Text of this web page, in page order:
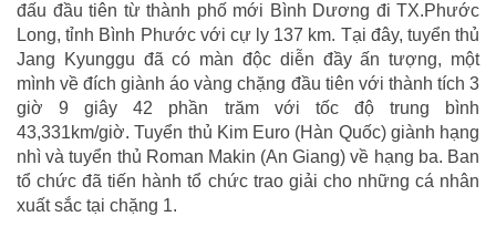
đấu đầu tiên từ thành phố mới Bình Dương đi TX.Phước
Long, tỉnh Bình Phước với cự ly 137 km. Tại đây, tuyển thủ
Jang Kyunggu đã có màn độc diễn đầy ấn tượng, một
mình về đích giành áo vàng chặng đầu tiên với thành tích 3
giờ 9 giây 42 phần trăm với tốc độ trung bình
43,331km/giờ. Tuyển thủ Kim Euro (Hàn Quốc) giành hạng
nhì và tuyển thủ Roman Makin (An Giang) về hạng ba. Ban
tổ chức đã tiến hành tổ chức trao giải cho những cá nhân
xuất sắc tại chặng 1.